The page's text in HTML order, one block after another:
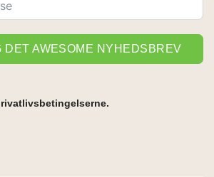
DET AWESOME NYHEDSBREV